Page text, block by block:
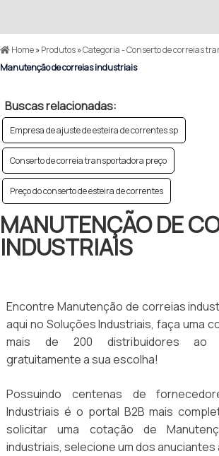
Home»Produtos»Categoria - Conserto de correias
Manutenção de correias industriais
Buscas relacionadas:
Empresa de ajuste de esteira de correntes sp
Conserto de correia transportadora preço
Preço do conserto de esteira de correntes
MANUTENÇÃO DE
INDUSTRIAIS
Encontre Manutenção de correias
aqui no Soluções Industriais, faça uma
mais de 200 distribuidores ao
gratuitamente a sua escolha!
Possuindo centenas de
Industriais é o portal B2B mais
solicitar uma cotação de
industriais, selecione um dos anuciantes